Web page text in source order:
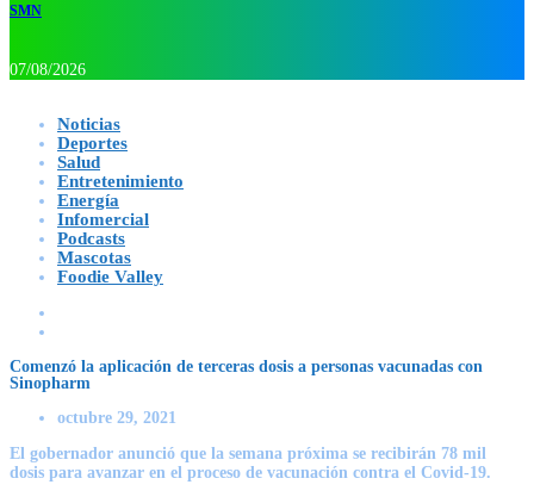
SMN
07/08/2026
Noticias
Deportes
Salud
Entretenimiento
Energía
Infomercial
Podcasts
Mascotas
Foodie Valley
Comenzó la aplicación de terceras dosis a personas vacunadas con
Sinopharm
octubre 29, 2021
El gobernador anunció que la semana próxima se recibirán 78 mil
dosis para avanzar en el proceso de vacunación contra el Covid-19.